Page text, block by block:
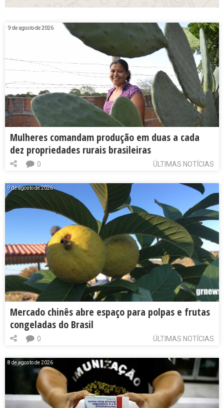
9 de agosto de 2026
Mulheres comandam produção em duas a cada
dez propriedades rurais brasileiras
ÚLTIMAS NOTÍCIAS
0
9 de agosto de 2026
Mercado chinês abre espaço para polpas e frutas
congeladas do Brasil
ÚLTIMAS NOTÍCIAS
0
8 de agosto de 2026